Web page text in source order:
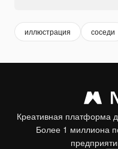
иллюстрация соседи
Креативная платформа
Более 1 миллиона